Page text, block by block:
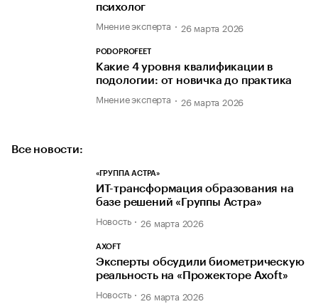
психолог
Мнение эксперта 26 марта 2026
PODOPROFEET
Какие 4 уровня квалификации в
подологии: от новичка до практика
Мнение эксперта 26 марта 2026
Все новости:
«ГРУППА АСТРА»
ИТ-трансформация образования на
базе решений «Группы Астра»
Новость 26 марта 2026
AXOFT
Эксперты обсудили биометрическую
реальность на «Прожекторе Axoft»
Новость 26 марта 2026